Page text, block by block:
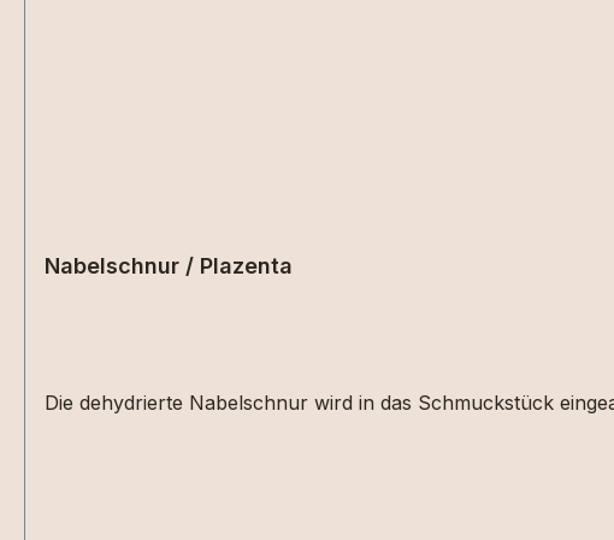
Nabelschnur / Plazenta
Die dehydrierte Nabelschnur wird in das Schmuckstück